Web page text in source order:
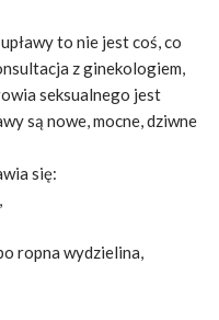
to nie jest coś, co
z ginekologiem,
seksualnego jest
są nowe, mocne, dziwne
się:
ropna wydzielina,